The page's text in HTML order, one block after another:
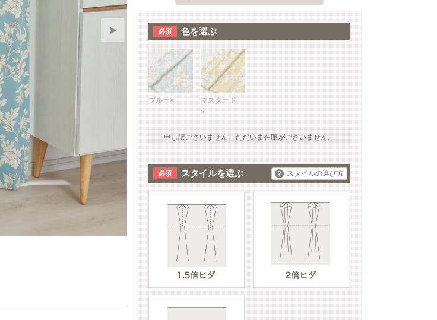
色を選ぶ
ブルー×
マスタード
×
申し訳ございません。ただいま在庫がございません。
スタイルを選ぶ スタイルの選び方